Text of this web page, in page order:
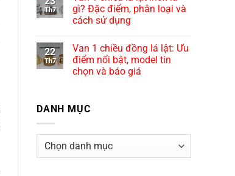
Th7
gì? Đặc điểm, phân loại và
cách sử dụng
22
Th7
Van 1 chiều đồng lá lật: Ưu
điểm nổi bật, model tin
chọn và báo giá
DANH MỤC
Danh